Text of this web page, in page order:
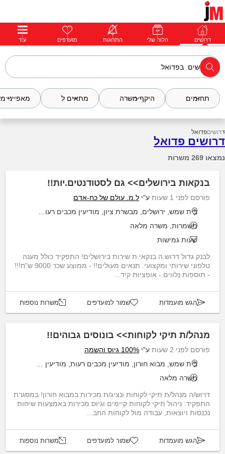
דרושים פרופילים הודעות פרימיום דרושים הלוח שלי התראות מועדפים עוד
תחומים היקף משרה מתאים ל מאפייני
דרושיםפדואל
דרושים פדואל
נמצאו 269 משרות
בנקאות בירושלים>> גם לסטודנטים.יות!!
פורסם לפני 1 שעות ע"י ל.מ. עולם של כח-אדם
בית שמש, ירושלים, מבשרת ציון, מודיעין מכבים רעות, מעלה אדומים
משמרות, משרה מלאה
שעות גמישות
לבנק גדול דרוש.ה בנקאי.ת שירות בירושלים! התפקיד כולל מענה
טלפוני שירותי ומקצועי. תנאים מעולים!! - ממוצע שכר 9000 ש"ח!!!
- תוספות נלווים - אופציות קיד...
הגש מועמדות שמור למועדפים משרות נוספות
מנהל/ת תיקי לקוחות>> בונוסים גבוהים!!
פורסם לפני 2 שעות ע"י 100% גיוס והשמה
בית שמש, מבוא חורון, מודיעין מכבים רעות, מודיעין עילית
משרה מלאה
דרוש/ה מנהל/ת תיקי לקוחות ונציג/ת מכירות במבוא חורון! במסגרת
התפקיד: ניהול תיקי לקוחות קיימים וגיוס מכירות באמצעות שיחות
נכנסות ויוצאות, עבודה מול לקוחות החב...
הגש מועמדות שמור למועדפים משרות נוספות